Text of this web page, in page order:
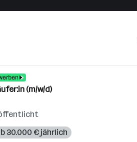
(m/w/d)
30.000 € jährlich